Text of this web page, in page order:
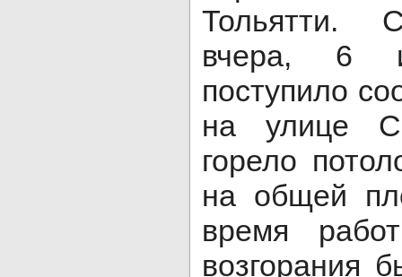
Тольятти.
вчера, 6
поступило
на улице
горело
на общей
время
возгорания